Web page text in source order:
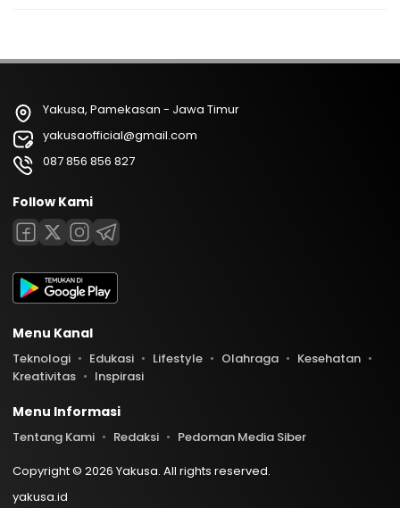
Yakusa, Pamekasan - Jawa Timur
yakusaofficial@gmail.com
087 856 856 827
Follow Kami
Menu Kanal
Teknologi Edukasi Lifestyle Olahraga
Kesehatan
Kreativitas
Inspirasi
Menu Informasi
Tentang Kami Redaksi
Pedoman Media Siber
Copyright © 2026 Yakusa. All rights reserved.
yakusa.id